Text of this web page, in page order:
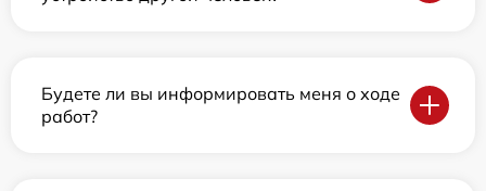
Будете ли вы информировать меня о ходе
работ?